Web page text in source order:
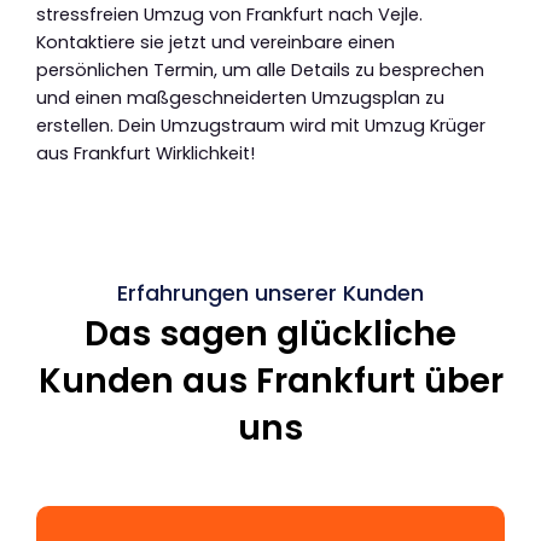
stressfreien Umzug von Frankfurt nach Vejle.
Kontaktiere sie jetzt und vereinbare einen
persönlichen Termin, um alle Details zu besprechen
und einen maßgeschneiderten Umzugsplan zu
erstellen. Dein Umzugstraum wird mit Umzug Krüger
aus Frankfurt Wirklichkeit!
Erfahrungen unserer Kunden
Das sagen glückliche
Kunden aus Frankfurt über
uns